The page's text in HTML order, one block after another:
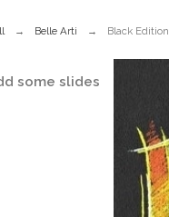
some slides
Belle Arti Black Edition